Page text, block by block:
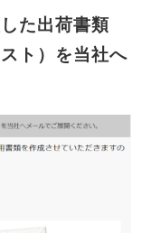
た出荷書類
ト）を当社へ